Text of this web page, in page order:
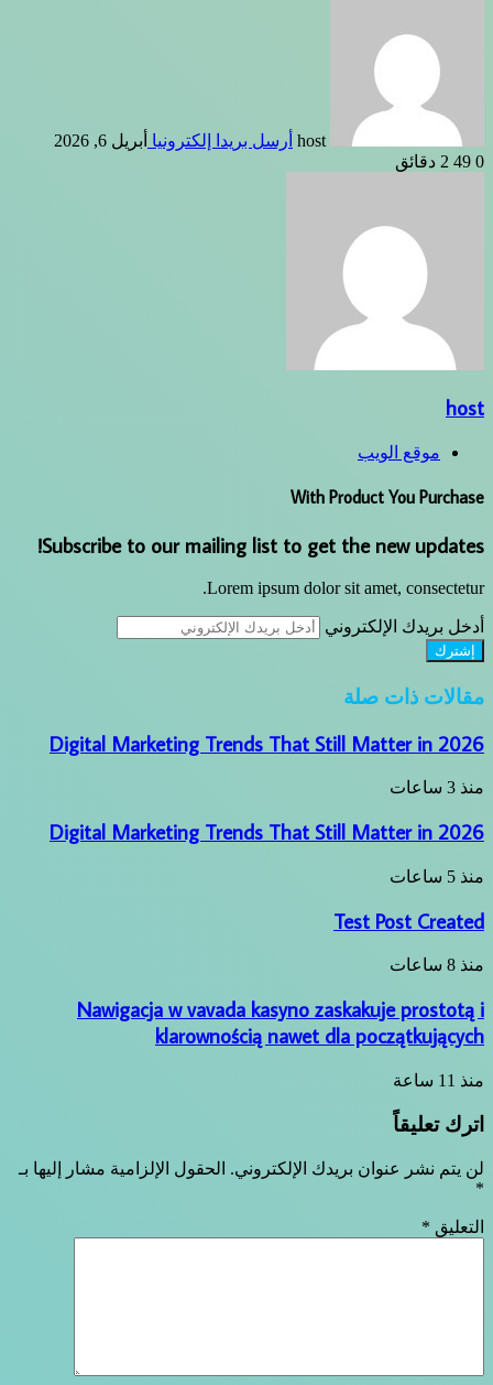
host أرسل بريدا إلكترونيا أبريل 6, 2026
0
2 دقائق
host
موقع الويب
With Product You Purchase
Subscribe to our mailing list to get the new updates!
Lorem ipsum dolor sit amet, consectetur.
أدخل بريدك الإلكتروني
مقالات ذات صلة
Digital Marketing Trends That Still Matter in 2026
منذ 3 ساعات
Digital Marketing Trends That Still Matter in 2026
منذ 5 ساعات
Test Post Created
منذ 8 ساعات
Nawigacja w vavada kasyno zaskakuje prostotą i
klarownością nawet dla początkujących
منذ 11 ساعة
اترك تعليقاً
لن يتم نشر عنوان بريدك الإلكتروني. الحقول الإلزامية مشار إليها بـ
*
التعليق *